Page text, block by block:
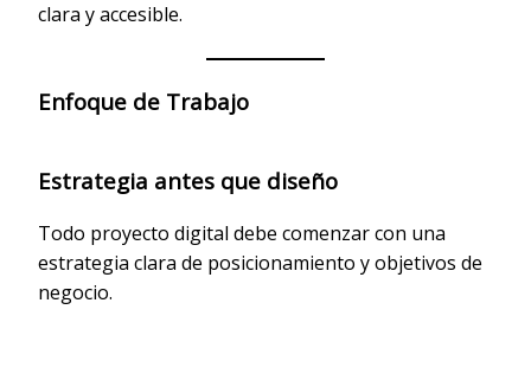
clara y accesible.
Enfoque de Trabajo
Estrategia antes que diseño
Todo proyecto digital debe comenzar con una
estrategia clara de posicionamiento y objetivos de
negocio.